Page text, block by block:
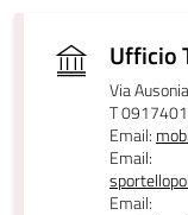
Ufficio
Via
T
Email:
Email:
Email: